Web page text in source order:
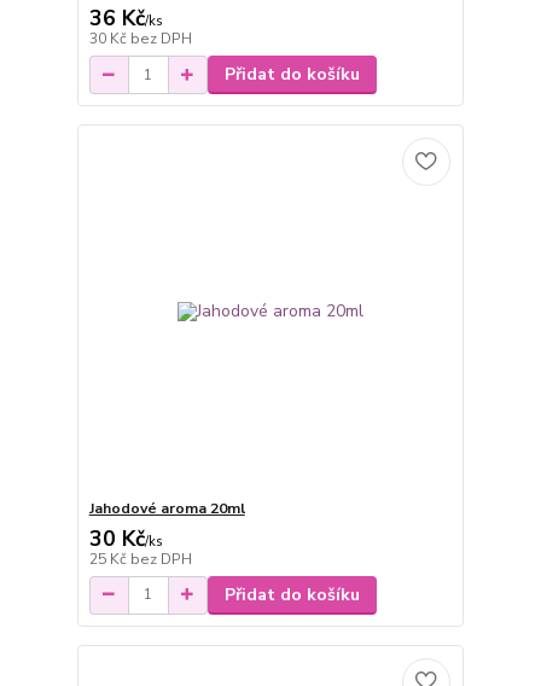
36 Kč/ks
30 Kč bez DPH
Přidat do košíku
Jahodové aroma 20ml
30 Kč/ks
25 Kč bez DPH
Přidat do košíku